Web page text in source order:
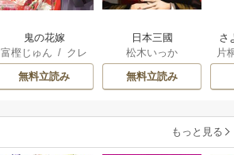
鬼の花嫁
富樫じゅん / クレ
ハ
無料立読み
日本三國
松木いっか
無料立読み
さ
冷
片
もっと見る